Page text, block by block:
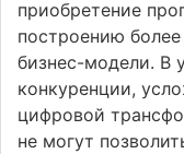
приобретение
построению
бизнес-модели. В
конкуренции,
цифровой
не могут